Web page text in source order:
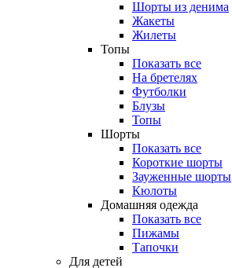
Шорты из денима
Жакеты
Жилеты
Топы
Показать все
На бретелях
Футболки
Блузы
Топы
Шорты
Показать все
Короткие шорты
Зауженные шорты
Кюлоты
Домашняя одежда
Показать все
Пижамы
Тапочки
Для детей